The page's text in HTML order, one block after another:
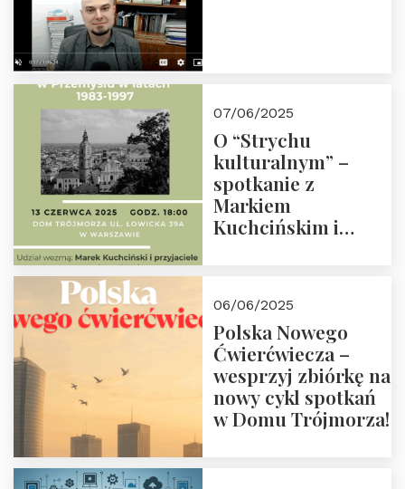
07/06/2025
O “Strychu
kulturalnym” –
spotkanie z
Markiem
Kuchcińskim i
18:00
06/06/2025
Polska Nowego
Ćwierćwiecza –
wesprzyj zbiórkę na
nowy cykl spotkań
w Domu Trójmorza!